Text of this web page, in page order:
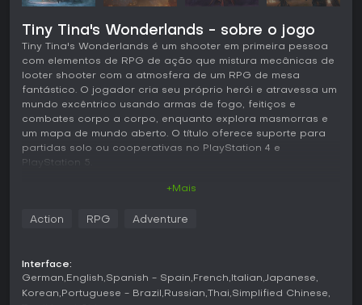
Tiny Tina's Wonderlands - sobre o jogo
Tiny Tina's Wonderlands é um shooter em primeira pessoa
com elementos de RPG de ação que mistura mecânicas de
looter shooter com a atmosfera de um RPG de mesa
fantástico. O jogador cria seu próprio herói e atravessa um
mundo excêntrico usando armas de fogo, feitiços e
combates corpo a corpo, enquanto explora masmorras e
um mapa de mundo aberto. O título oferece suporte para
partidas solo ou cooperativas no PlayStation 4 e
PlayStation 5.
testar diferentes builds. O sistema de progressão permite
combinar uma classe principal com uma secundária,
escolhendo entre seis árvores de habilidades que incluem
+Mais
Action RPG Adventure
Interface:
German English Spanish - Spain French Italian Japanese
Korean Portuguese - Brazil Russian Thai Simplified Chinese